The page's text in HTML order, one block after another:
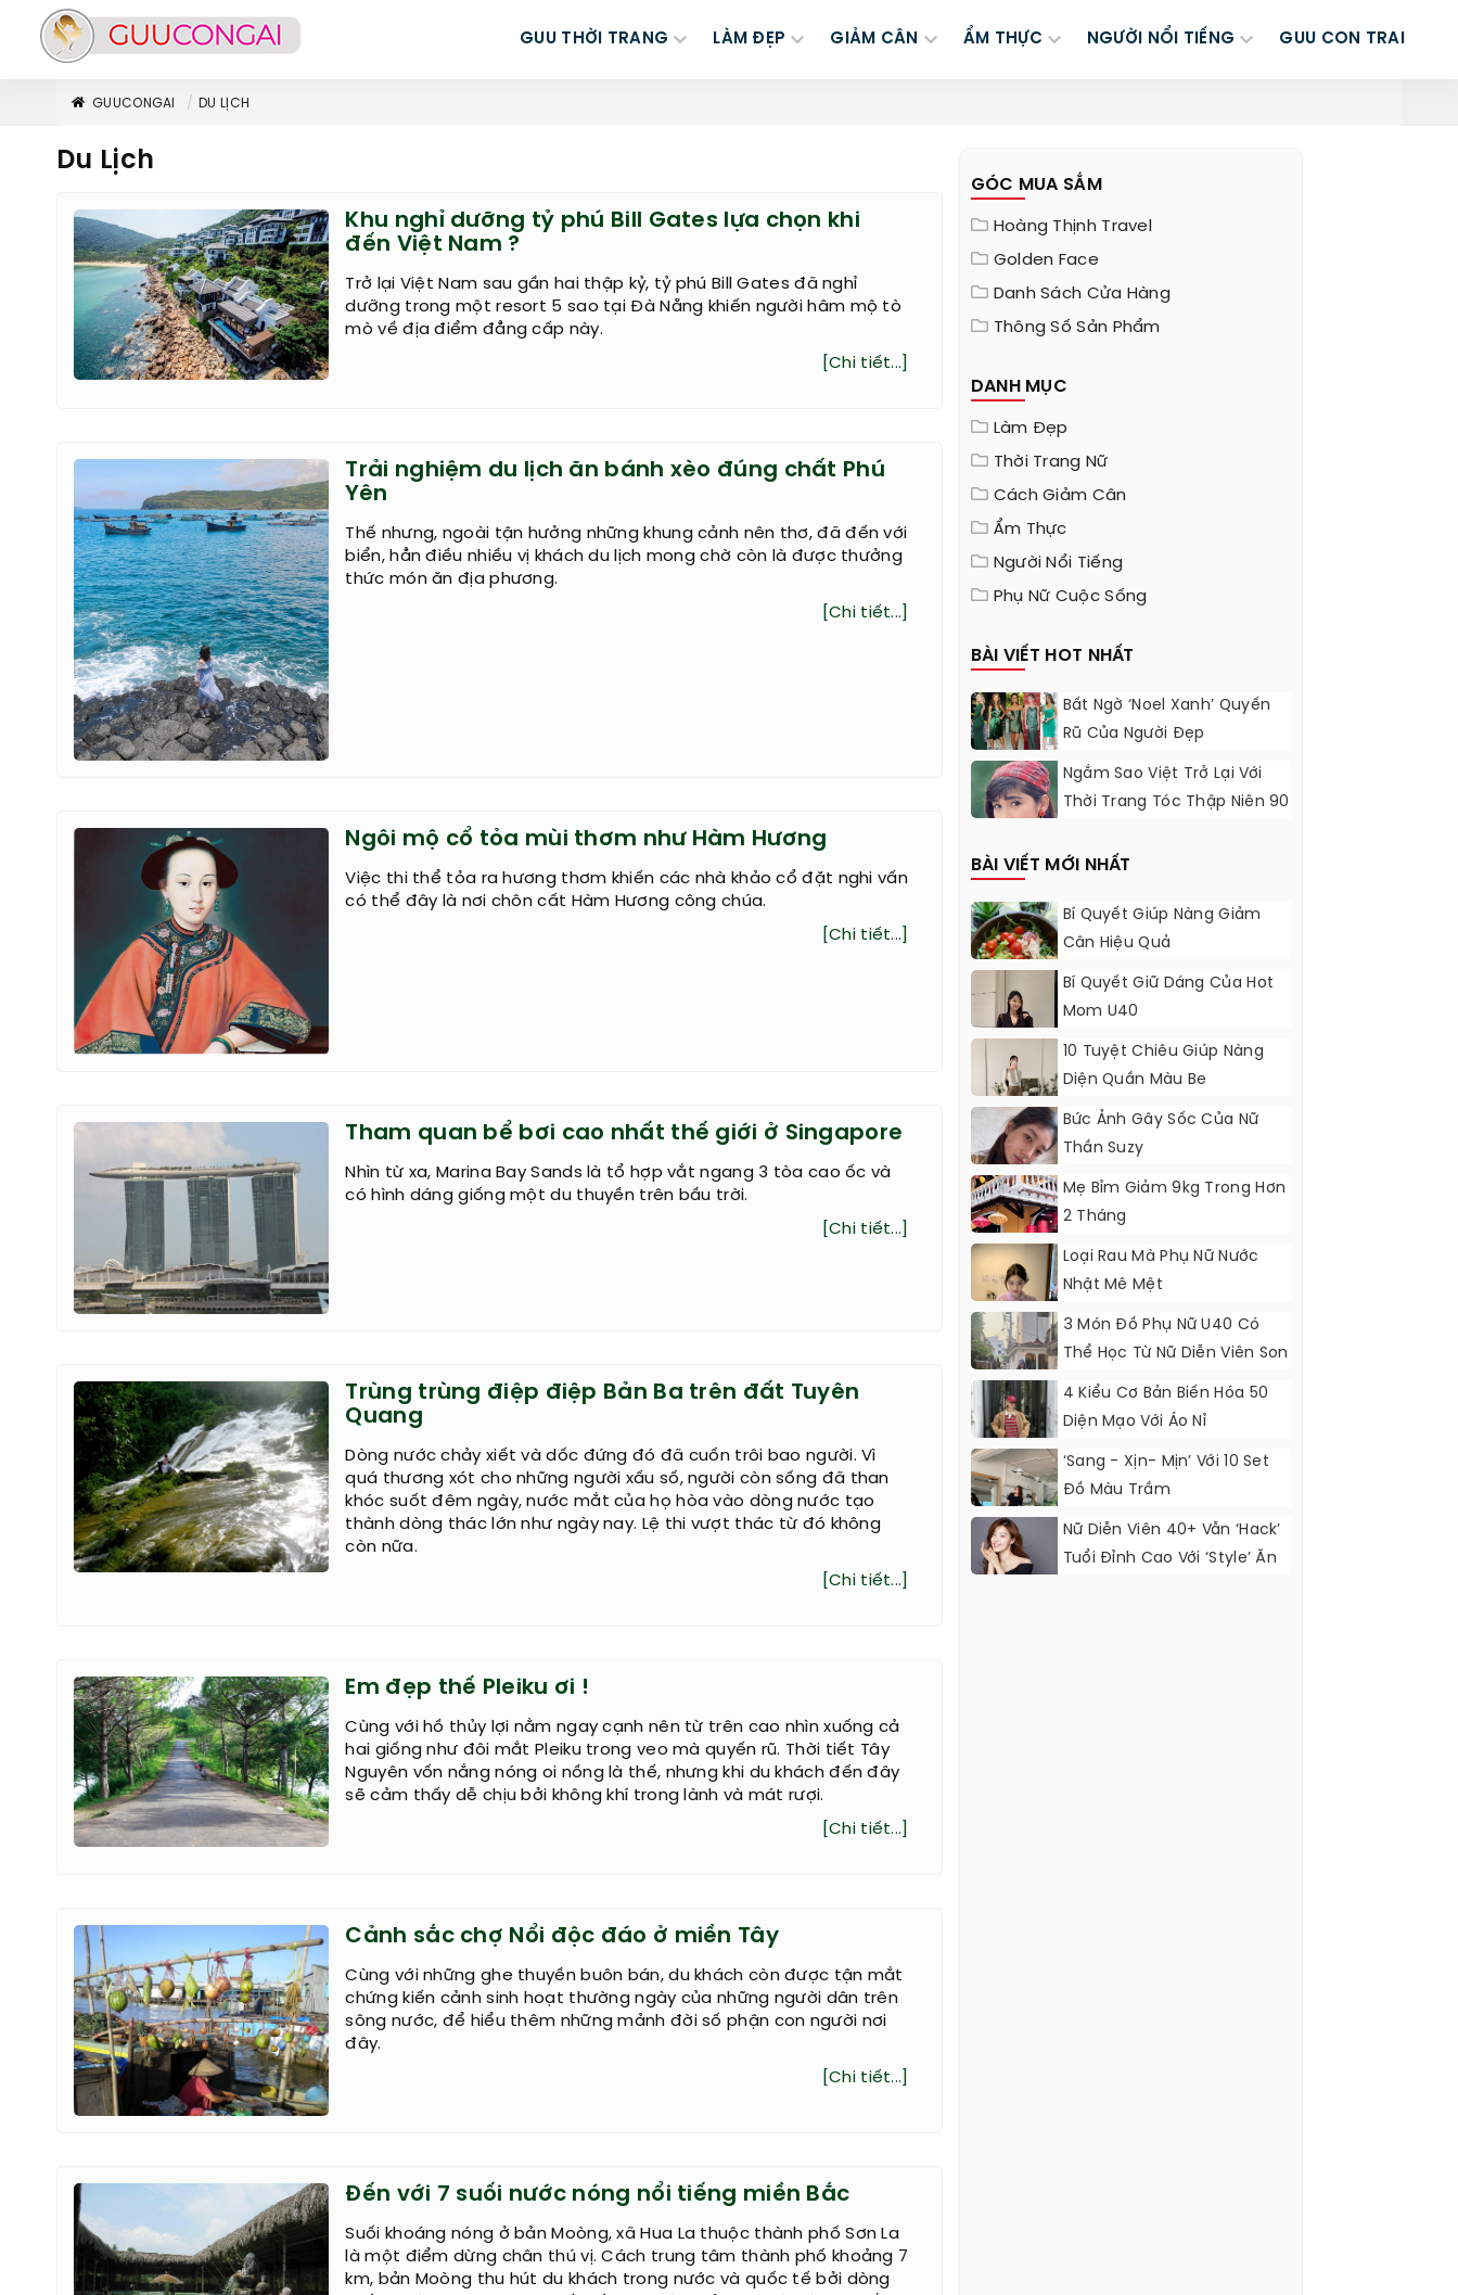
GUU THỜI TRANG LÀM ĐẸP GIẢM CÂN ẨM THỰC NGƯỜI NỔI TIẾNG GUU CON TRAI
GUUCONGAI DU LỊCH
Du Lịch
Khu nghỉ dưỡng tỷ phú Bill Gates lựa chọn khi
đến Việt Nam ?
Trở lại Việt Nam sau gần hai thập kỷ, tỷ phú Bill Gates đã nghỉ
dưỡng trong một resort 5 sao tại Đà Nẵng khiến người hâm mộ tò
mò về địa điểm đẳng cấp này.
[Chi tiết...]
Trải nghiệm du lịch ăn bánh xèo đúng chất Phú
Yên
Thế nhưng, ngoài tận hưởng những khung cảnh nên thơ, đã đến với
biển, hẳn điều nhiều vị khách du lịch mong chờ còn là được thưởng
thức món ăn địa phương.
[Chi tiết...]
Ngôi mộ cổ tỏa mùi thơm như Hàm Hương
Việc thi thể tỏa ra hương thơm khiến các nhà khảo cổ đặt nghi vấn
có thể đây là nơi chôn cất Hàm Hương công chúa.
[Chi tiết...]
Tham quan bể bơi cao nhất thế giới ở Singapore
Nhìn từ xa, Marina Bay Sands là tổ hợp vắt ngang 3 tòa cao ốc và
có hình dáng giống một du thuyền trên bầu trời.
[Chi tiết...]
Trùng trùng điệp điệp Bản Ba trên đất Tuyên
Quang
Dòng nước chảy xiết và dốc đứng đó đã cuốn trôi bao người. Vì
quá thương xót cho những người xấu số, người còn sống đã than
khóc suốt đêm ngày, nước mắt của họ hòa vào dòng nước tạo
thành dòng thác lớn như ngày nay. Lệ thi vượt thác từ đó không
còn nữa.
[Chi tiết...]
Em đẹp thế Pleiku ơi !
Cùng với hồ thủy lợi nằm ngay cạnh nên từ trên cao nhìn xuống cả
hai giống như đôi mắt Pleiku trong veo mà quyến rũ. Thời tiết Tây
Nguyên vốn nắng nóng oi nồng là thế, nhưng khi du khách đến đây
sẽ cảm thấy dễ chịu bởi không khí trong lành và mát rượi.
[Chi tiết...]
Cảnh sắc chợ Nổi độc đáo ở miền Tây
Cùng với những ghe thuyền buôn bán, du khách còn được tận mắt
chứng kiến cảnh sinh hoạt thường ngày của những người dân trên
sông nước, để hiểu thêm những mảnh đời số phận con người nơi
đây.
[Chi tiết...]
Đến với 7 suối nước nóng nổi tiếng miền Bắc
Suối khoáng nóng ở bản Moòng, xã Hua La thuộc thành phố Sơn La
là một điểm dừng chân thú vị. Cách trung tâm thành phố khoảng 7
km, bản Moòng thu hút du khách trong nước và quốc tế bởi dòng
GÓC MUA SẮM
Hoàng Thịnh Travel
Golden Face
Danh Sách Cửa Hàng
Thông Số Sản Phẩm
DANH MỤC
Làm Đẹp
Thời Trang Nữ
Cách Giảm Cân
Ẩm Thực
Người Nổi Tiếng
Phụ Nữ Cuộc Sống
BÀI VIẾT HOT NHẤT
Bất Ngờ ‘Noel Xanh’ Quyến
Rũ Của Người Đẹp
Ngắm Sao Việt Trở Lại Với
Thời Trang Tóc Thập Niên 90
BÀI VIẾT MỚI NHẤT
Bí Quyết Giúp Nàng Giảm
Cân Hiệu Quả
Bí Quyết Giữ Dáng Của Hot
Mom U40
10 Tuyệt Chiêu Giúp Nàng
Diện Quần Màu Be
Bức Ảnh Gây Sốc Của Nữ
Thần Suzy
Mẹ Bỉm Giảm 9kg Trong Hơn
2 Tháng
Loại Rau Mà Phụ Nữ Nước
Nhật Mê Mệt
3 Món Đồ Phụ Nữ U40 Có
Thể Học Từ Nữ Diễn Viên Son
Ye Jin
4 Kiểu Cơ Bản Biến Hóa 50
Diện Mạo Với Áo Nỉ
‘Sang - Xịn- Mịn’ Với 10 Set
Đồ Màu Trầm
Nữ Diễn Viên 40+ Vẫn ‘hack’
Tuổi Đỉnh Cao Với ‘style’ Ăn